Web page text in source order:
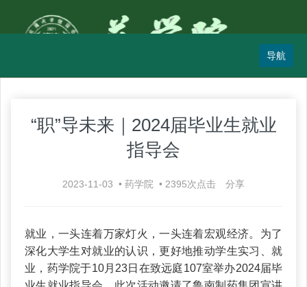
“职”导未来｜2024届毕业生就业
指导会
2023-11-03 • 药学院 • 2395次点击 分享
就业，一头连着万家灯火，一头连着宏观经济。为了
深化大学生对就业的认识，更好地推动学生实习、就
业，药学院于10月23日在致远庭107室举办2024届毕